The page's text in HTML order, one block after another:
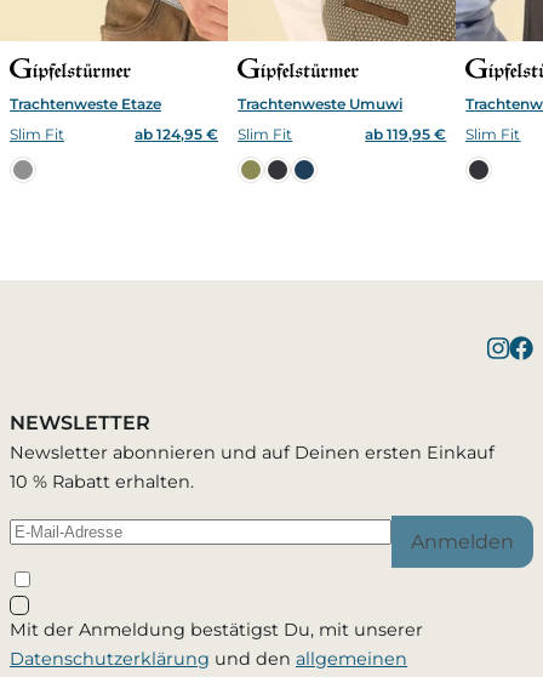
Trachtenweste Etaze
Slim Fit
ab 124,95 €
Trachtenweste Umuwi
Slim Fit
ab 119,95 €
Slim Fit
1 Artikel wurde in Deinen Warenkorb gelegt
Passend zu diesem Artikel
Du wirst per E-Mail benachrichtigt, sobald der
Artikel wieder verfügbar ist.
Ja, ich möchte - jederzeit widerruflich - per Mail
informiert werden, sobald dieses Produkt wieder
NEWSLETTER
Newsletter abonnieren und auf Deinen ersten Einkauf
10 % Rabatt erhalten.
Anmelden
Mit der Anmeldung bestätigst Du, mit unserer
Datenschutzerklärung und den allgemeinen